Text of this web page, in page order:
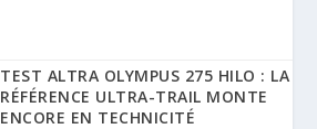
TEST ALTRA OLYMPUS 275 HILO : LA
RÉFÉRENCE ULTRA-TRAIL MONTE
ENCORE EN TECHNICITÉ